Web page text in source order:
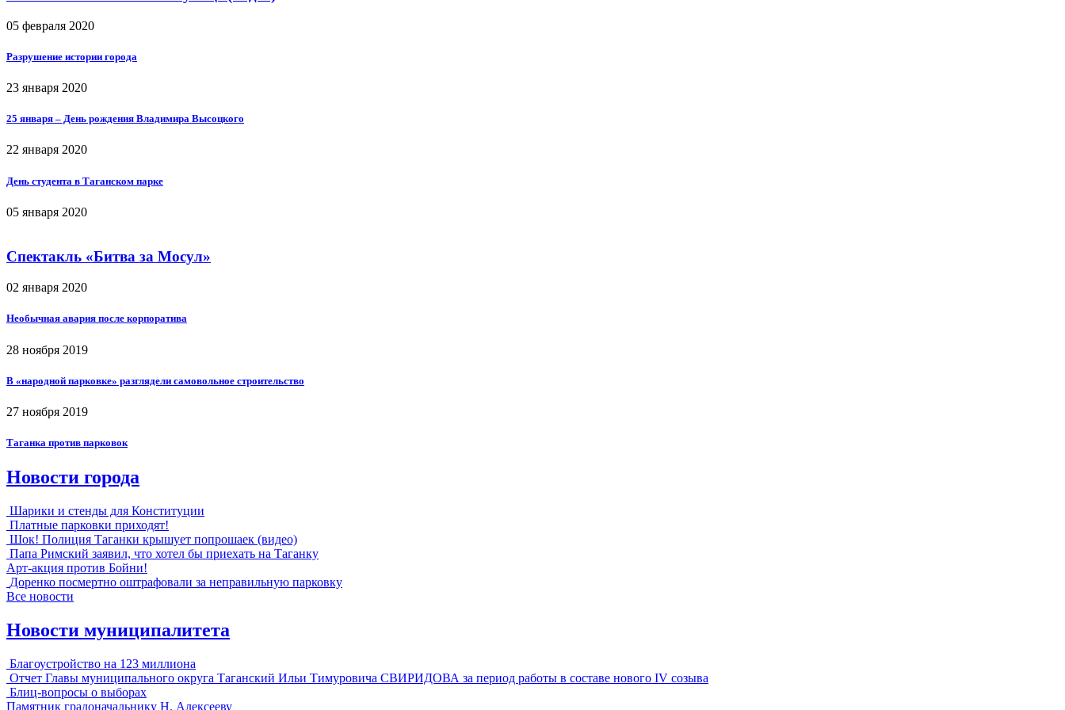
05 февраля 2020
Разрушение истории города
23 января 2020
25 января – День рождения Владимира Высоцкого
22 января 2020
День студента в Таганском парке
05 января 2020
Спектакль «Битва за Мосул»
02 января 2020
Необычная авария после корпоратива
28 ноября 2019
В «народной парковке» разглядели самовольное строительство
27 ноября 2019
Таганка против парковок
Новости города
Шарики и стенды для Конституции
Платные парковки приходят!
Шок! Полиция Таганки крышует попрошаек (видео)
Папа Римский заявил, что хотел бы приехать на Таганку
Арт-акция против Бойни!
Доренко посмертно оштрафовали за неправильную парковку
Все новости
Новости муниципалитета
Благоустройство на 123 миллиона
Отчет Главы муниципального округа Таганский Ильи Тимуровича СВИРИДОВА за период работы в составе нового IV созыва
Блиц-вопросы о выборах
Памятник градоначальнику Н. Алексееву